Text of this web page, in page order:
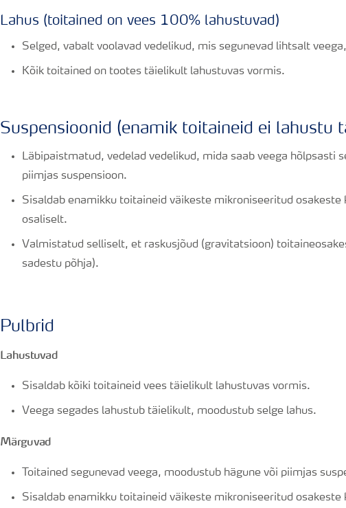
Lahus (toitained on vees 100% lahustuvad)
Selged, vabalt voolavad vedelikud, mis segunevad lihtsalt
Kõik toitained on tootes täielikult lahustuvas vormis.
Suspensioonid (enamik toitaineid ei lahustu
Läbipaistmatud, vedelad vedelikud, mida saab veega hõlpsasti
piimjas suspensioon.
Sisaldab enamikku toitaineid väikeste mikroniseeritud osakeste
osaliselt.
Valmistatud selliselt, et raskusjõud (gravitatsioon)
sadestu põhja).
Pulbrid
Lahustuvad
Sisaldab kõiki toitaineid vees täielikult lahustuvas vormis.
Veega segades lahustub täielikult, moodustub selge lahus.
Märguvad
Toitained segunevad veega, moodustub hägune või piimjas
Sisaldab enamikku toitaineid väikeste mikroniseeritud osakeste